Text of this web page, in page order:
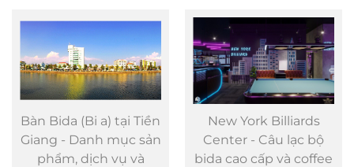
Bàn Bida (Bi a) tại Tiền
Giang - Danh mục sản
phẩm, dịch vụ và
New York Billiards
Center - Câu lạc bộ
bida cao cấp và coffee